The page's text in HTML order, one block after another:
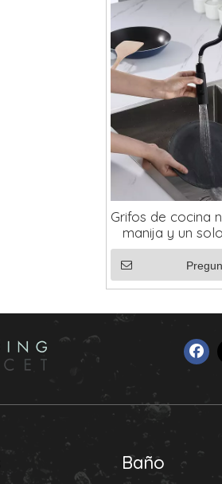
Grifos de cocina
manija y un
Baño